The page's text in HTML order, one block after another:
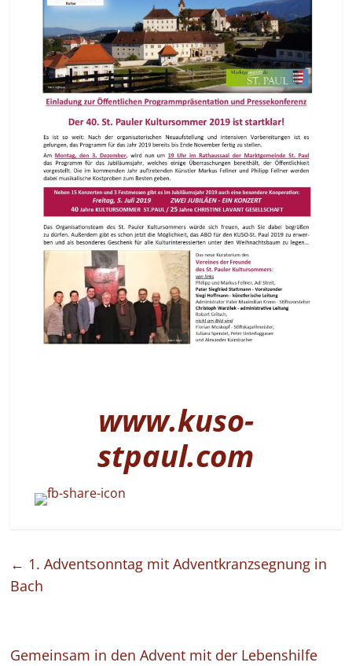
www.kuso-
stpaul.com
← 1. Adventsonntag mit Adventkranzsegnung in
Bach
Gemeinsam in den Advent mit der Lebenshilfe